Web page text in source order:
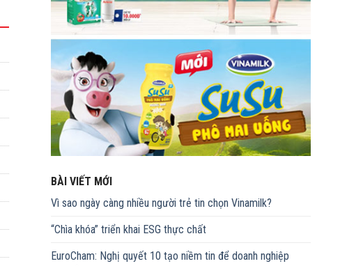
BÀI VIẾT MỚI
Vì sao ngày càng nhiều người trẻ tin chọn Vinamilk?
“Chìa khóa” triển khai ESG thực chất
EuroCham: Nghị quyết 10 tạo niềm tin để doanh nghiệp